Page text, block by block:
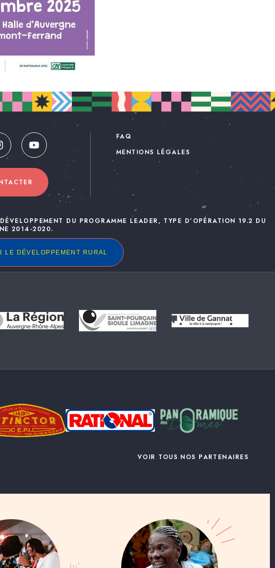
FAQ
MENTIONS LÉGALES
DU PROGRAMME LEADER, TYPE D’OPÉRATION 19.2 DU
2014-2020.
LE DÉVELOPPEMENT RURAL
VOIR TOUS NOS PARTENAIRES